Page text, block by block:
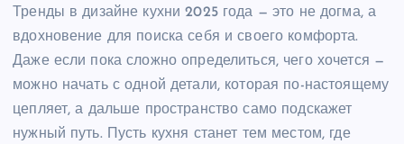
Тренды в дизайне кухни 2025 года — это не догма, а
вдохновение для поиска себя и своего комфорта.
Даже если пока сложно определиться, чего хочется —
можно начать с одной детали, которая по-настоящему
цепляет, а дальше пространство само подскажет
нужный путь. Пусть кухня станет тем местом, где